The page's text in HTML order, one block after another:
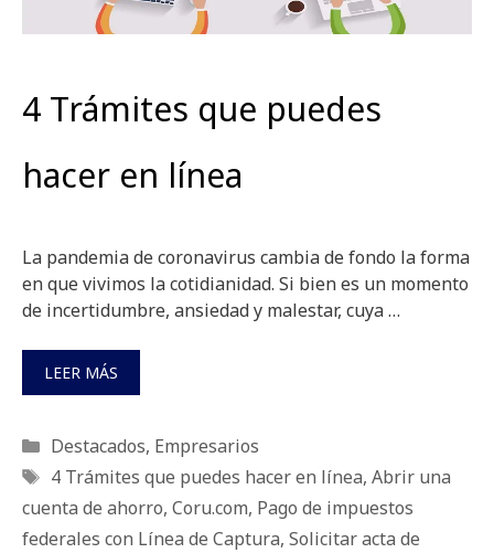
4 Trámites que puedes
hacer en línea
La pandemia de coronavirus cambia de fondo la forma
en que vivimos la cotidianidad. Si bien es un momento
de incertidumbre, ansiedad y malestar, cuya …
LEER MÁS
Categorías
Destacados, Empresarios
Etiquetas
4 Trámites que puedes hacer en línea, Abrir una
cuenta de ahorro, Coru.com, Pago de impuestos
federales con Línea de Captura, Solicitar acta de